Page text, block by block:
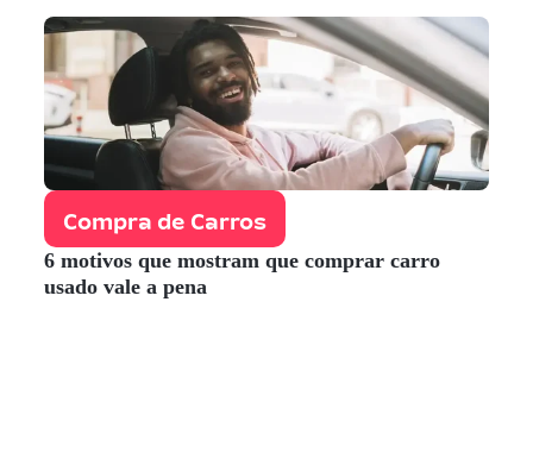
Compra de Carros
6 motivos que mostram que comprar carro
usado vale a pena